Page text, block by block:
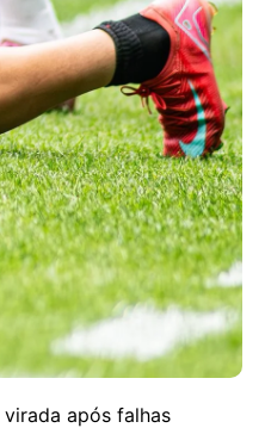
após falhas